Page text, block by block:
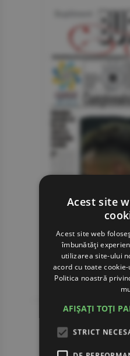
Acest site
Acest site web
îmbunătăți
utilizarea site-ului
acord cu toate
Politica noastră
AFIȘAȚI TOȚI
STRICT